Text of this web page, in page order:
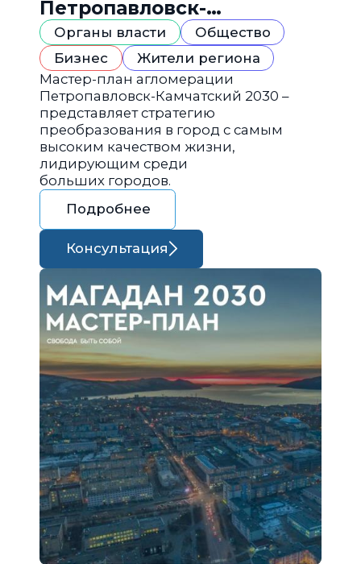
Петропавловск-
Камчатский 2030
Органы власти
Общество
Бизнес
Жители региона
Мастер-план агломерации
Петропавловск-Камчатский 2030 –
представляет стратегию
преобразования в город с самым
высоким качеством жизни,
лидирующим среди
больших городов.
Подробнее
Консультация